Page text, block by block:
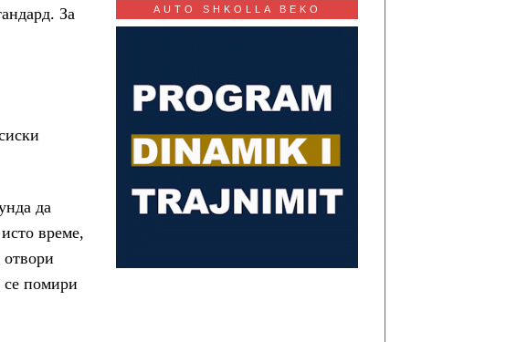
За
да
време,
помири
AUTO SHKOLLA BEKO